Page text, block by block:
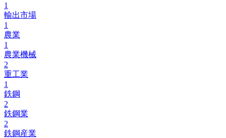
1
輸出市場
1
農業
1
農業機械
2
重工業
1
鉄鋼
2
鉄鋼業
2
鉄鋼産業